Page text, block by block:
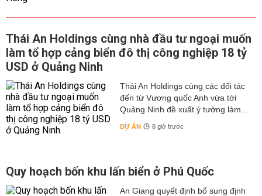
Thái An Holdings cùng nhà đầu tư ngoại muốn
làm tổ hợp cảng biển đô thị công nghiệp 18 tỷ
USD ở Quảng Ninh
Thái An Holdings cùng các đối tác
đến từ Vương quốc Anh vừa tới
Quảng Ninh đề xuất ý tưởng làm...
DỰ ÁN 8 giờ trước
Quy hoạch bốn khu lấn biển ở Phú Quốc
An Giang quyết định bổ sung định